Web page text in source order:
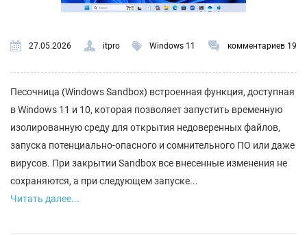
27.05.2026 itpro Windows 11 комментариев 19
Песочница (Windows Sandbox) встроенная функция, доступная
в Windows 11 и 10, которая позволяет запустить временную
изолированную среду для открытия недоверенных файлов,
запуска потенциально-опасного и сомнительного ПО или даже
вирусов. При закрытии Sandbox все внесенные изменения не
сохраняются, а при следующем запуске...
Читать далее...